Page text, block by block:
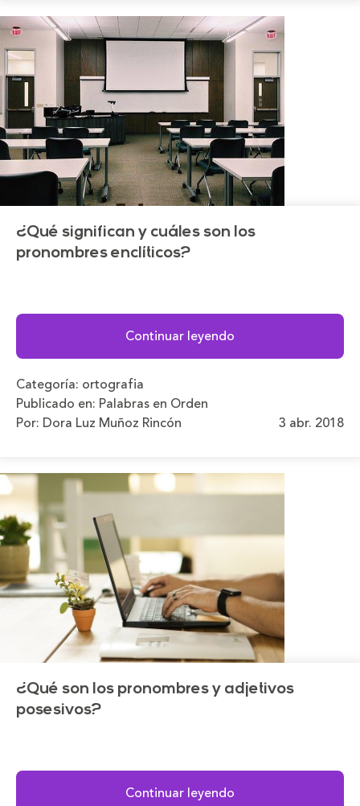
¿Qué significan y cuáles son los
pronombres enclíticos?
Continuar leyendo
Categoría: ortografia
Publicado en: Palabras en Orden
Por: Dora Luz Muñoz Rincón
3 abr. 2018
¿Qué son los pronombres y adjetivos
posesivos?
Continuar leyendo